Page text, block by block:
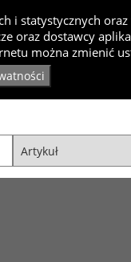
Specjaliści
i statystycznych
oraz dostawcy
można zmienić